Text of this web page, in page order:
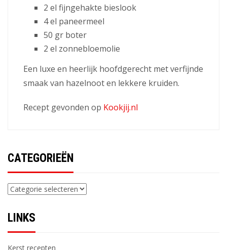
2 el fijngehakte bieslook
4 el paneermeel
50 gr boter
2 el zonnebloemolie
Een luxe en heerlijk hoofdgerecht met verfijnde
smaak van hazelnoot en lekkere kruiden.
Recept gevonden op Kookjij.nl
CATEGORIEËN
Categorieën
LINKS
Kerst recepten